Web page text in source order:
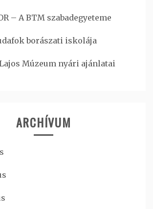
– A BTM szabadegyeteme
borászati iskolája
Múzeum nyári ajánlatai
ARCHÍVUM